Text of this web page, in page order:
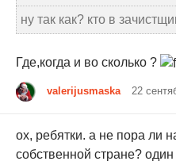
ну так как? кто в
Где,когда и во сколько ?
valerijusmaska 22
ох, ребятки. а не пора ли
собственной стране?